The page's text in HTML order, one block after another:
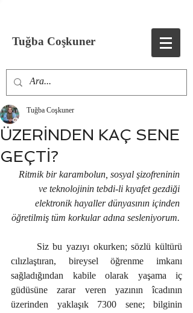
Tuğba Coşkuner
ÜZERİNDEN KAÇ SENE
GEÇTİ?
Tuğba Coşkuner
Ritmik bir karambolun, sosyal şizofreninin
ve teknolojinin tebdi-li kıyafet gezdiği
elektronik hayaller dünyasının içinden
öğretilmiş tüm korkular adına sesleniyorum.
cılızlaştıran, bireysel öğrenme imkanı
sağladığından kabile olarak yaşama iç
güdüsüne zarar veren yazının îcadının
üzerinden yaklaşık 7300 sene; bilginin